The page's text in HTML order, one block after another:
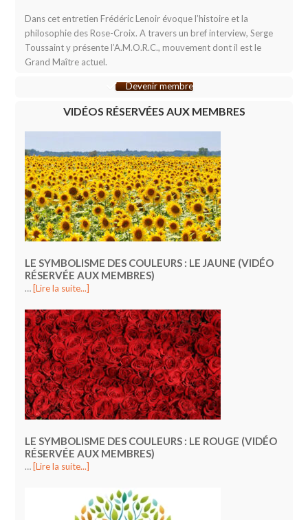
Dans cet entretien Frédéric Lenoir évoque l’histoire et la
philosophie des Rose-Croix. A travers un bref interview, Serge
Toussaint y présente l’A.M.O.R.C., mouvement dont il est le
Grand Maître actuel.
Devenir membre
VIDÉOS RÉSERVÉES AUX MEMBRES
LE SYMBOLISME DES COULEURS : LE JAUNE (VIDÉO
RÉSERVÉE AUX MEMBRES)
… [Lire la suite...]
LE SYMBOLISME DES COULEURS : LE ROUGE (VIDÉO
RÉSERVÉE AUX MEMBRES)
… [Lire la suite...]